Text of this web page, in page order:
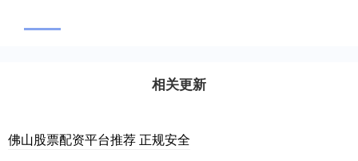
相关更新
佛山股票配资平台推荐 正规安全